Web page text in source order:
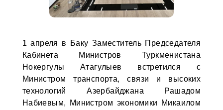
1 апреля в Баку Заместитель Председателя
Кабинета Министров Туркменистана
Нокергулы Атагулыев встретился с
Министром транспорта, связи и высоких
технологий Азербайджана Рашадом
Набиевым, Министром экономики Микаилом